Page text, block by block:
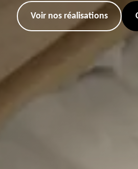
Voir nos réalisations